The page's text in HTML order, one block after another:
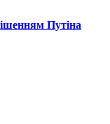
Путіна